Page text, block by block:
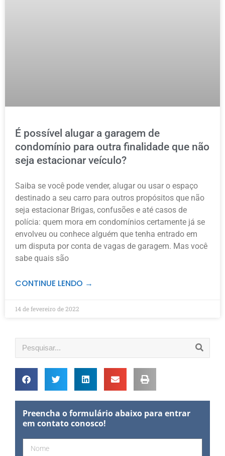
É possível alugar a garagem de
condomínio para outra finalidade que não
seja estacionar veículo?
Saiba se você pode vender, alugar ou usar o espaço
destinado a seu carro para outros propósitos que não
seja estacionar Brigas, confusões e até casos de
polícia: quem mora em condomínios certamente já se
envolveu ou conhece alguém que tenha entrado em
um disputa por conta de vagas de garagem. Mas você
sabe quais são
CONTINUE LENDO →
14 de fevereiro de 2022
Preencha o formulário abaixo para entrar
em contato conosco!